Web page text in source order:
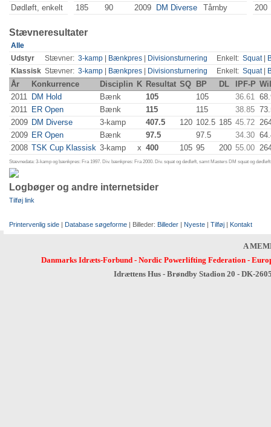
Dødløft, enkelt
185 90 2009 DM Diverse Tårnby 200
Stævneresultater
Alle
Udstyr
Stævner: 3-kamp Bænkpres Divisionsturnering Enkelt: Squat|
Klassisk Stævner: 3-kamp Bænkpres Divisionsturnering Enkelt: Squat|
År Konkurrence Disciplin K Resultat SQ BP DL IPF-P
2011 DM Hold Bænk 105 105 36.61
2011 ER Open Bænk 115 115 38.85
2009 DM Diverse 3-kamp 407.5 120 102.5 185 45.72
2009 ER Open Bænk 97.5 97.5 34.30
2008 TSK Cup Klassisk 3-kamp x 400 105 95 200 55.00
Stævnedata: 3-kamp og bænkpres: Fra 1997. Div. bænkpres: Fra 2000. Div. squat og dødløft, samt Masters DM squat og
Logbøger og andre internetsider
Tilføj link
Printervenlig side | Database søgeforme | Billeder: Billeder | Nyeste | Tilføj | Kontakt
A
Danmarks Idræts-Forbund- Nordic Powerlifting Federation-
Idrættens Hus - Brøndby Stadion 20 - DK-